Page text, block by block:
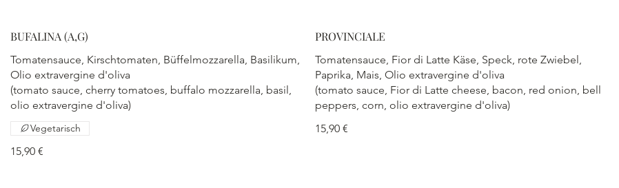
BUFALINA (A,G)
Tomatensauce, Kirschtomaten, Büffelmozzarella, Basilikum,
Olio extravergine d'oliva
(tomato sauce, cherry tomatoes, buffalo mozzarella, basil,
olio extravergine d'oliva)
15,90 €
Vegetarisch
PROVINCIALE
Tomatensauce, Fior di Latte Käse, Speck, rote Zwiebel,
Paprika, Mais, Olio extravergine d'oliva
(tomato sauce, Fior di Latte cheese, bacon, red onion, bell
peppers, corn, olio extravergine d'oliva)
15,90 €